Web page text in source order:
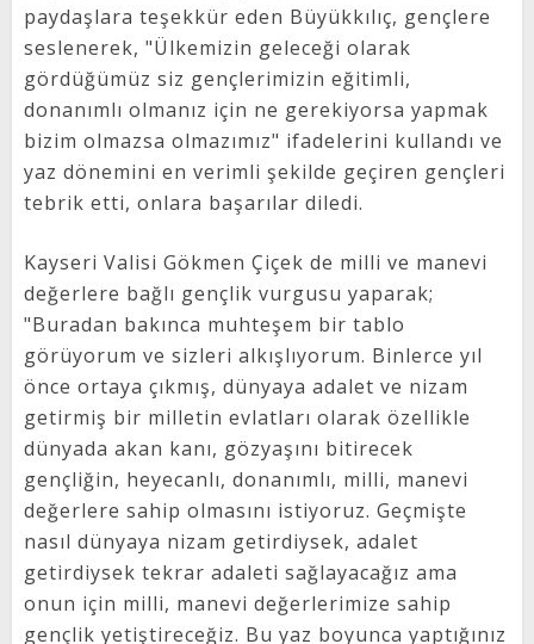
paydaşlara teşekkür eden Büyükkılıç, gençlere
seslenerek, "Ülkemizin geleceği olarak
gördüğümüz siz gençlerimizin eğitimli,
donanımlı olmanız için ne gerekiyorsa yapmak
bizim olmazsa olmazımız" ifadelerini kullandı ve
yaz dönemini en verimli şekilde geçiren gençleri
tebrik etti, onlara başarılar diledi.
Kayseri Valisi Gökmen Çiçek de milli ve manevi
değerlere bağlı gençlik vurgusu yaparak;
"Buradan bakınca muhteşem bir tablo
görüyorum ve sizleri alkışlıyorum. Binlerce yıl
önce ortaya çıkmış, dünyaya adalet ve nizam
getirmiş bir milletin evlatları olarak özellikle
dünyada akan kanı, gözyaşını bitirecek
gençliğin, heyecanlı, donanımlı, milli, manevi
değerlere sahip olmasını istiyoruz. Geçmişte
nasıl dünyaya nizam getirdiysek, adalet
getirdiysek tekrar adaleti sağlayacağız ama
onun için milli, manevi değerlerimize sahip
gençlik yetiştireceğiz. Bu yaz boyunca yaptığınız